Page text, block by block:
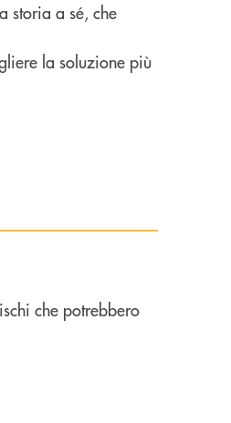
storia a sé, che
la soluzione più
che potrebbero